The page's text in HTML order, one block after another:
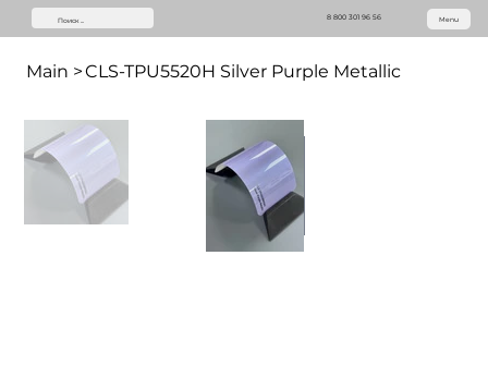
8 800 301 96 56 Menu
Main >CLS-TPU5520H Silver Purple Metallic